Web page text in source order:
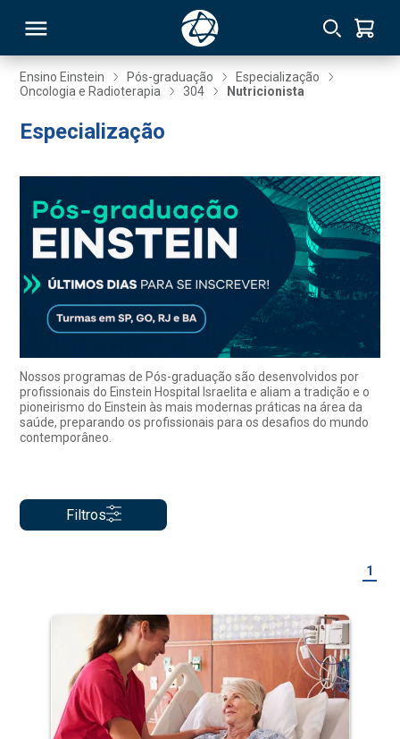
Ensino Einstein Pós-graduação
Especialização
Oncologia e Radioterapia
304 Nutricionista
Especialização
Nossos programas de Pós-graduação são desenvolvidos por
profissionais do Einstein Hospital Israelita e aliam a tradição e o
pioneirismo do Einstein às mais modernas práticas na área da
saúde, preparando os profissionais para os desafios do mundo
contemporâneo.
Filtros
1